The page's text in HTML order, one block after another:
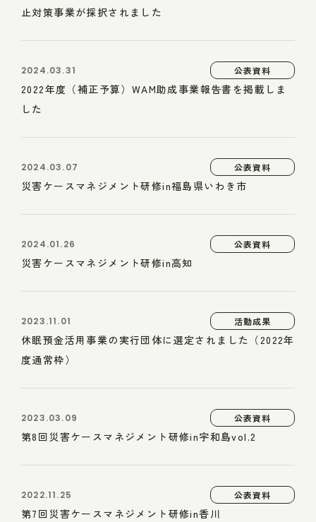
止対策事業が採択されました
2024.03.31 公表資料
2022年度（補正予算）WAM助成事業報告書を掲載しま
した
2024.03.07 公表資料
災害ケースマネジメント研修in福島県いわき市
2024.01.26 公表資料
災害ケースマネジメント研修in高知
2023.11.01 活動成果
休眠預金活用事業の実行団体に選定されました（2022年
度通常枠）
2023.03.09 公表資料
第8回災害ケースマネジメント研修in宇和島vol.2
2022.11.25 公表資料
第7回災害ケースマネジメント研修in香川